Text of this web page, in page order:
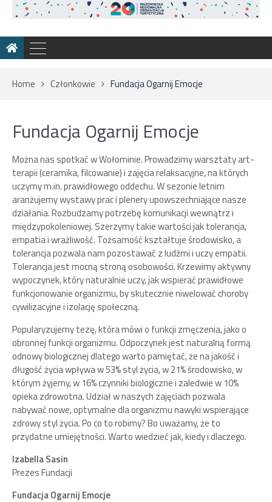
Home Członkowie Fundacja Ogarnij Emocje
Fundacja Ogarnij Emocje
Można nas spotkać w Wołominie. Prowadzimy warsztaty art-
terapii (ceramika, filcowanie) i zajęcia relaksacyjne, na których
uczymy m.in. prawidłowego oddechu. W sezonie letnim
aranżujemy wystawy prac i plenery upowszechniające nasze
działania. Rozbudzamy potrzebę komunikacji wewnątrz i
międzypokoleniowej. Szerzymy takie wartości jak tolerancja,
empatia i wrażliwość. Tożsamość kształtuje środowisko, a
tolerancja pozwala nam pozostawać z ludźmi i uczy empatii.
Tolerancja jest mocną stroną osobowości. Krzewimy aktywny
wypoczynek, który naturalnie uczy, jak wspierać prawidłowe
funkcjonowanie organizmu, by skutecznie niwelować choroby
cywilizacyjne i izolację społeczną.
Popularyzujemy tezę, która mówi o funkcji zmęczenia, jako o
obronnej funkcji organizmu. Odpoczynek jest naturalną formą
odnowy biologicznej dlatego warto pamiętać, że na jakość i
długość życia wpływa w 53% styl życia, w 21% środowisko, w
którym żyjemy, w 16% czynniki biologiczne i zaledwie w 10%
opieka zdrowotna. Udział w naszych zajęciach pozwala
nabywać nowe, optymalne dla organizmu nawyki wspierające
zdrowy styl życia. Po co to robimy? Bo uważamy, że to
przydatne umiejętności. Warto wiedzieć jak, kiedy i dlaczego.
Izabella Sasin
Prezes Fundacji
Fundacja Ogarnij Emocje